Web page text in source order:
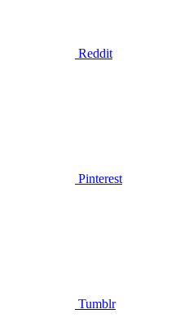
Reddit
Pinterest
Tumblr